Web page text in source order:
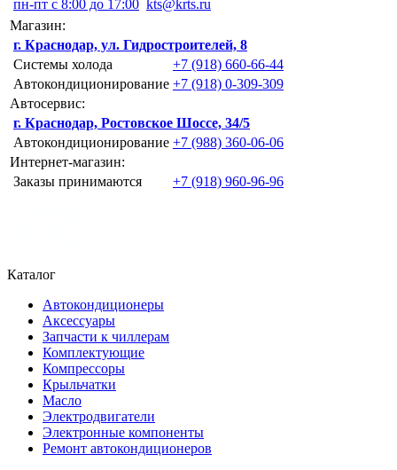
пн-пт с 8:00 до 17:00 kts@krts.ru
Магазин:
г. Краснодар, ул. Гидростроителей, 8
Системы холода
+7 (918) 660-66-44
Автокондиционирование +7 (918) 0-309-309
Автосервис:
г. Краснодар, Ростовское Шоссе, 34/5
Автокондиционирование +7 (988) 360-06-06
Интернет-магазин:
Заказы принимаются
+7 (918) 960-96-96
Каталог
Автокондиционеры
Аксессуары
Запчасти к чиллерам
Комплектующие
Компрессоры
Крыльчатки
Масло
Электродвигатели
Электронные компоненты
Ремонт автокондиционеров